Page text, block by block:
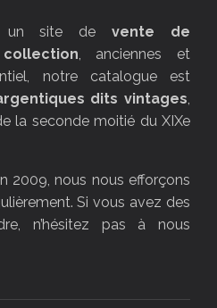
site devente de
, anciennes et
notre catalogue est
dits vintages,
la seconde moitié du XIXe
2009, nous nous efforçons
Si vous avez des
n’hésitez pas à nous